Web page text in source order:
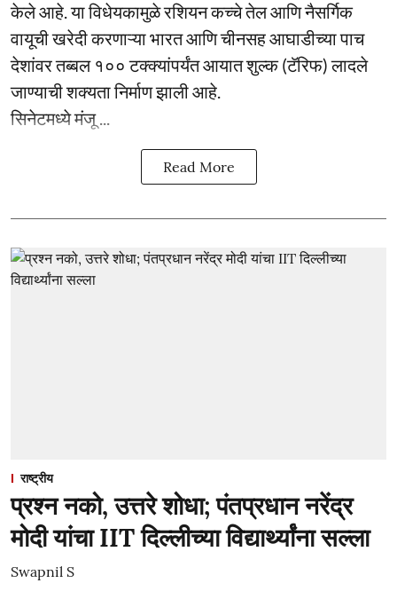
केले आहे. या विधेयकामुळे रशियन कच्चे तेल आणि नैसर्गिक
वायूची खरेदी करणाऱ्या भारत आणि चीनसह आघाडीच्या पाच
देशांवर तब्बल १०० टक्क्यांपर्यंत आयात शुल्क (टॅरिफ) लादले
जाण्याची शक्यता निर्माण झाली आहे.
सिनेटमध्ये मंजू ...
Read More
राष्ट्रीय
प्रश्न नको, उत्तरे शोधा; पंतप्रधान नरेंद्र
मोदी यांचा IIT दिल्लीच्या विद्यार्थ्यांना सल्ला
Swapnil S